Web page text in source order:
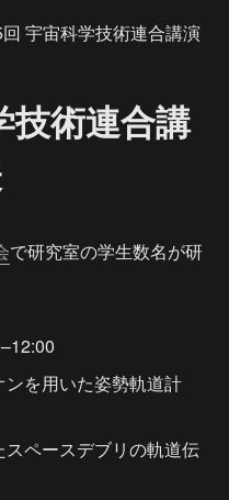
宇宙科学技術連合講演
技術連合講
で研究室の学生数名が研
を用いた姿勢軌道計
ペースデブリの軌道伝